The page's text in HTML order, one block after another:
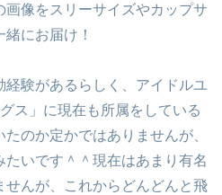
画像をスリーサイズやカップサ
にお届け！
験があるらしく、アイドルユ
ス」に現在も所属をしている
のか定かではありませんが、
いです＾＾現在はあまり有名
せんが、これからどんどんと飛